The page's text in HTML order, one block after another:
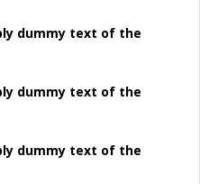
dummy text of the
dummy text of the
dummy text of the